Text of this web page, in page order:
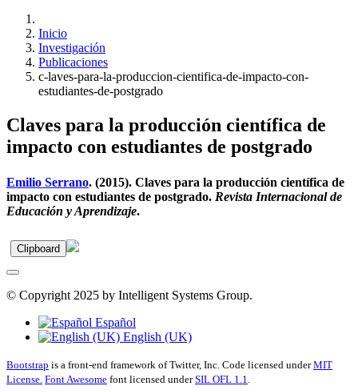
Inicio
Investigación
Publicaciones
c-laves-para-la-produccion-cientifica-de-impacto-con-
estudiantes-de-postgrado
Claves para la producción científica de
impacto con estudiantes de postgrado
Emilio Serrano. (2015). Claves para la producción científica de
impacto con estudiantes de postgrado. Revista Internacional de
Educación y Aprendizaje.
Clipboard
© Copyright 2025 by Intelligent Systems Group.
Español
English (UK)
Bootstrap is a front-end framework of Twitter, Inc. Code licensed underMIT
License. Font Awesome font licensed underSIL OFL 1.1